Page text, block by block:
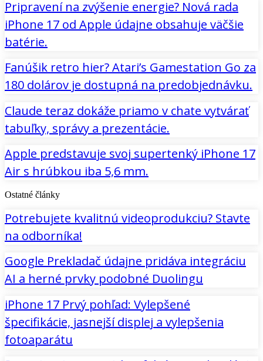
Pripravení na zvýšenie energie? Nová rada
iPhone 17 od Apple údajne obsahuje väčšie
batérie.
Fanúšik retro hier? Atari’s Gamestation Go za
180 dolárov je dostupná na predobjednávku.
Claude teraz dokáže priamo v chate vytvárať
tabuľky, správy a prezentácie.
Apple predstavuje svoj supertenký iPhone 17
Air s hrúbkou iba 5,6 mm.
Ostatné články
Potrebujete kvalitnú videoprodukciu? Stavte
na odborníka!
Google Prekladač údajne pridáva integráciu
AI a herné prvky podobné Duolingu
iPhone 17 Prvý pohľad: Vylepšené
špecifikácie, jasnejší displej a vylepšenia
fotoaparátu